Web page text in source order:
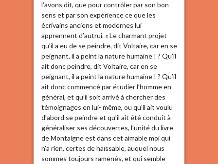
l’avons dit, que pour contrôler par son bon
sens et par son expérience ce que les
écrivains anciens et modernes lui
apprennent d’autrui. « Le charmant projet
qu’il a eu de se peindre, dit Voltaire, car en se
peignant, il a peint la nature humaine ! ? Qu’il
ait donc peindre, dit Voltaire, car en se
peignant, il a peint la nature humaine ! ? Qu’il
ait donc commencé par étudier l’homme en
général, et qu’il soit arrivé à chercher des
témoignages en lui- même, ou qu’il ait voulu
d’abord se peindre et qu’il ait été conduit à
généraliser ses découvertes, l’unité du livre
de Montaigne est dans cet aimable moi qui
n’a rien, certes de haïssable, auquel nous
sommes toujours ramenés, et qui semble